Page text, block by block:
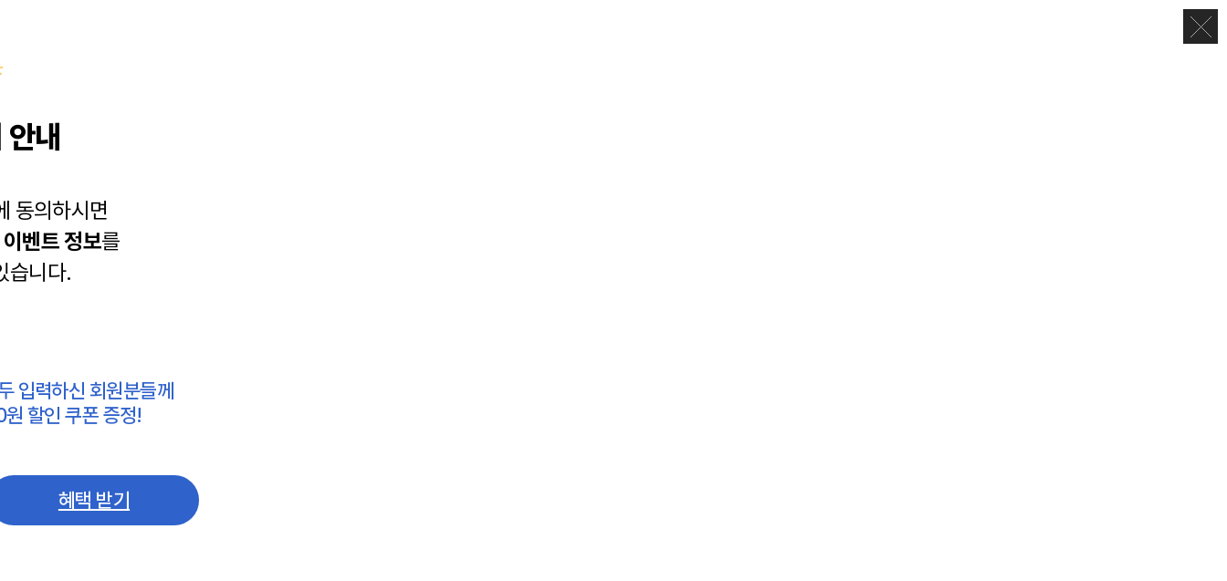
내
동의하시면
이벤트 정보를
습니다.
입력하신 회원분들께
할인 쿠폰 증정!
혜택 받기